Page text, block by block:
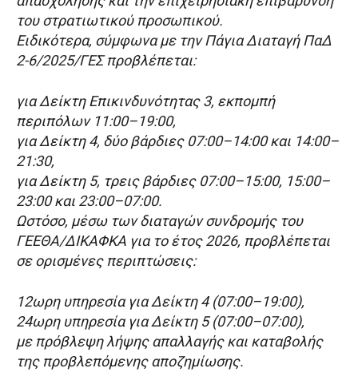
του στρατιωτικού προσωπικού.
Ειδικότερα, σύμφωνα με την Πάγια Διαταγή ΠαΔ
2-6/2025/ΓΕΣ προβλέπεται:
για Δείκτη Επικινδυνότητας 3, εκπομπή
περιπόλων 11:00–19:00,
για Δείκτη 4, δύο βάρδιες 07:00–14:00 και 14:00–
21:30,
για Δείκτη 5, τρεις βάρδιες 07:00–15:00, 15:00–
23:00 και 23:00–07:00.
Ωστόσο, μέσω των διαταγών συνδρομής του
ΓΕΕΘΑ/ΔΙΚΑΦΚΑ για το έτος 2026, προβλέπεται
σε ορισμένες περιπτώσεις:
12ωρη υπηρεσία για Δείκτη 4 (07:00–19:00),
24ωρη υπηρεσία για Δείκτη 5 (07:00–07:00),
με πρόβλεψη λήψης απαλλαγής και καταβολής
της προβλεπόμενης αποζημίωσης.